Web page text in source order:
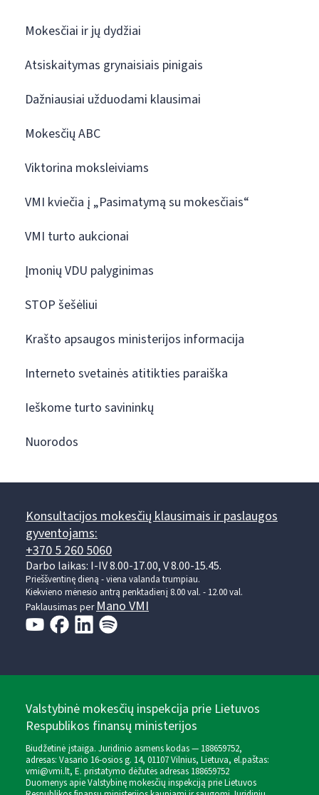
Mokesčiai ir jų dydžiai
Atsiskaitymas grynaisiais pinigais
Dažniausiai užduodami klausimai
Mokesčių ABC
Viktorina moksleiviams
VMI kviečia į „Pasimatymą su mokesčiais“
VMI turto aukcionai
Įmonių VDU palyginimas
STOP šešėliui
Krašto apsaugos ministerijos informacija
Interneto svetainės atitikties paraiška
Ieškome turto savininkų
Nuorodos
Konsultacijos mokesčių klausimais ir paslaugos
gyventojams:
+370 5 260 5060
Darbo laikas: I-IV 8.00-17.00, V 8.00-15.45.
Prieššventinę dieną - viena valanda trumpiau.
Kiekvieno mėnesio antrą penktadienį 8.00 val. - 12.00 val.
Paklausimas perMano VMI
Valstybinė mokesčių inspekcija prie Lietuvos
Respublikos finansų ministerijos
Biudžetinė įstaiga. Juridinio asmens kodas — 188659752,
adresas: Vasario 16-osios g. 14, 01107 Vilnius, Lietuva, el.paštas:
vmi@vmi.lt, E. pristatymo dėžutės adresas 188659752
Duomenys apie Valstybinę mokesčių inspekciją prie Lietuvos